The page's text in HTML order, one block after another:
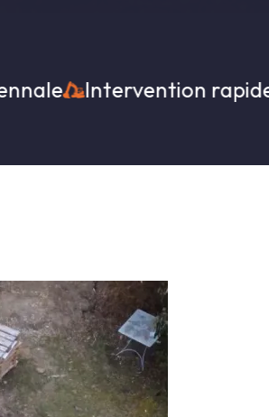
Intervention rapide